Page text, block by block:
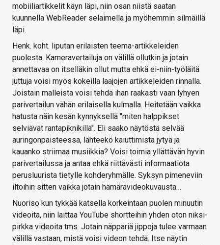
mobiiliartikkelit käyn läpi, niin osan niistä saatan
kuunnella WebReader selaimella ja myöhemmin silmäillä
läpi.
Henk. koht. liputan erilaisten teema-artikkeleiden
puolesta. Kameravertailuja on välillä ollutkin ja jotain
annettavaa on itselläkin ollut mutta ehkä ei-niin-työläitä
juttuja voisi myös kokeilla laajojen artikkeleiden rinnalla.
Joistain malleista voisi tehdä ihan raakasti vaan lyhyen
parivertailun vähän erilaisella kulmalla. Heitetään vaikka
hatusta näin kesän kynnyksellä "miten halppikset
selviävät rantapiknikillä". Eli saako näytöstä selvää
auringonpaisteessa, lähteekö kaiuttimista jytyä ja
kauanko striimaa musiikkia? Voisi toimia yllättävän hyvin
parivertailussa ja antaa ehkä riittävästi informaatiota
perusluurista tietylle kohderyhmälle. Syksyn pimeneviin
iltoihin sitten vaikka jotain hämärävideokuvausta…
Nuoriso kun tykkää katsella korkeintaan puolen minuutin
videoita, niin laittaa YouTube shortteihin yhden oton niksi-
pirkka videoita tms. Jotain näppäriä jippoja tulee varmaan
välillä vastaan, mistä voisi videon tehdä. Itse näytin